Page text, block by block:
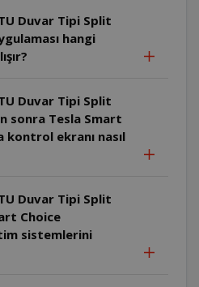
Duvar Tipi Split
hangi
Duvar Tipi Split
Smart
kontrol ekranı nasıl
Duvar Tipi Split
Choice
sistemlerini